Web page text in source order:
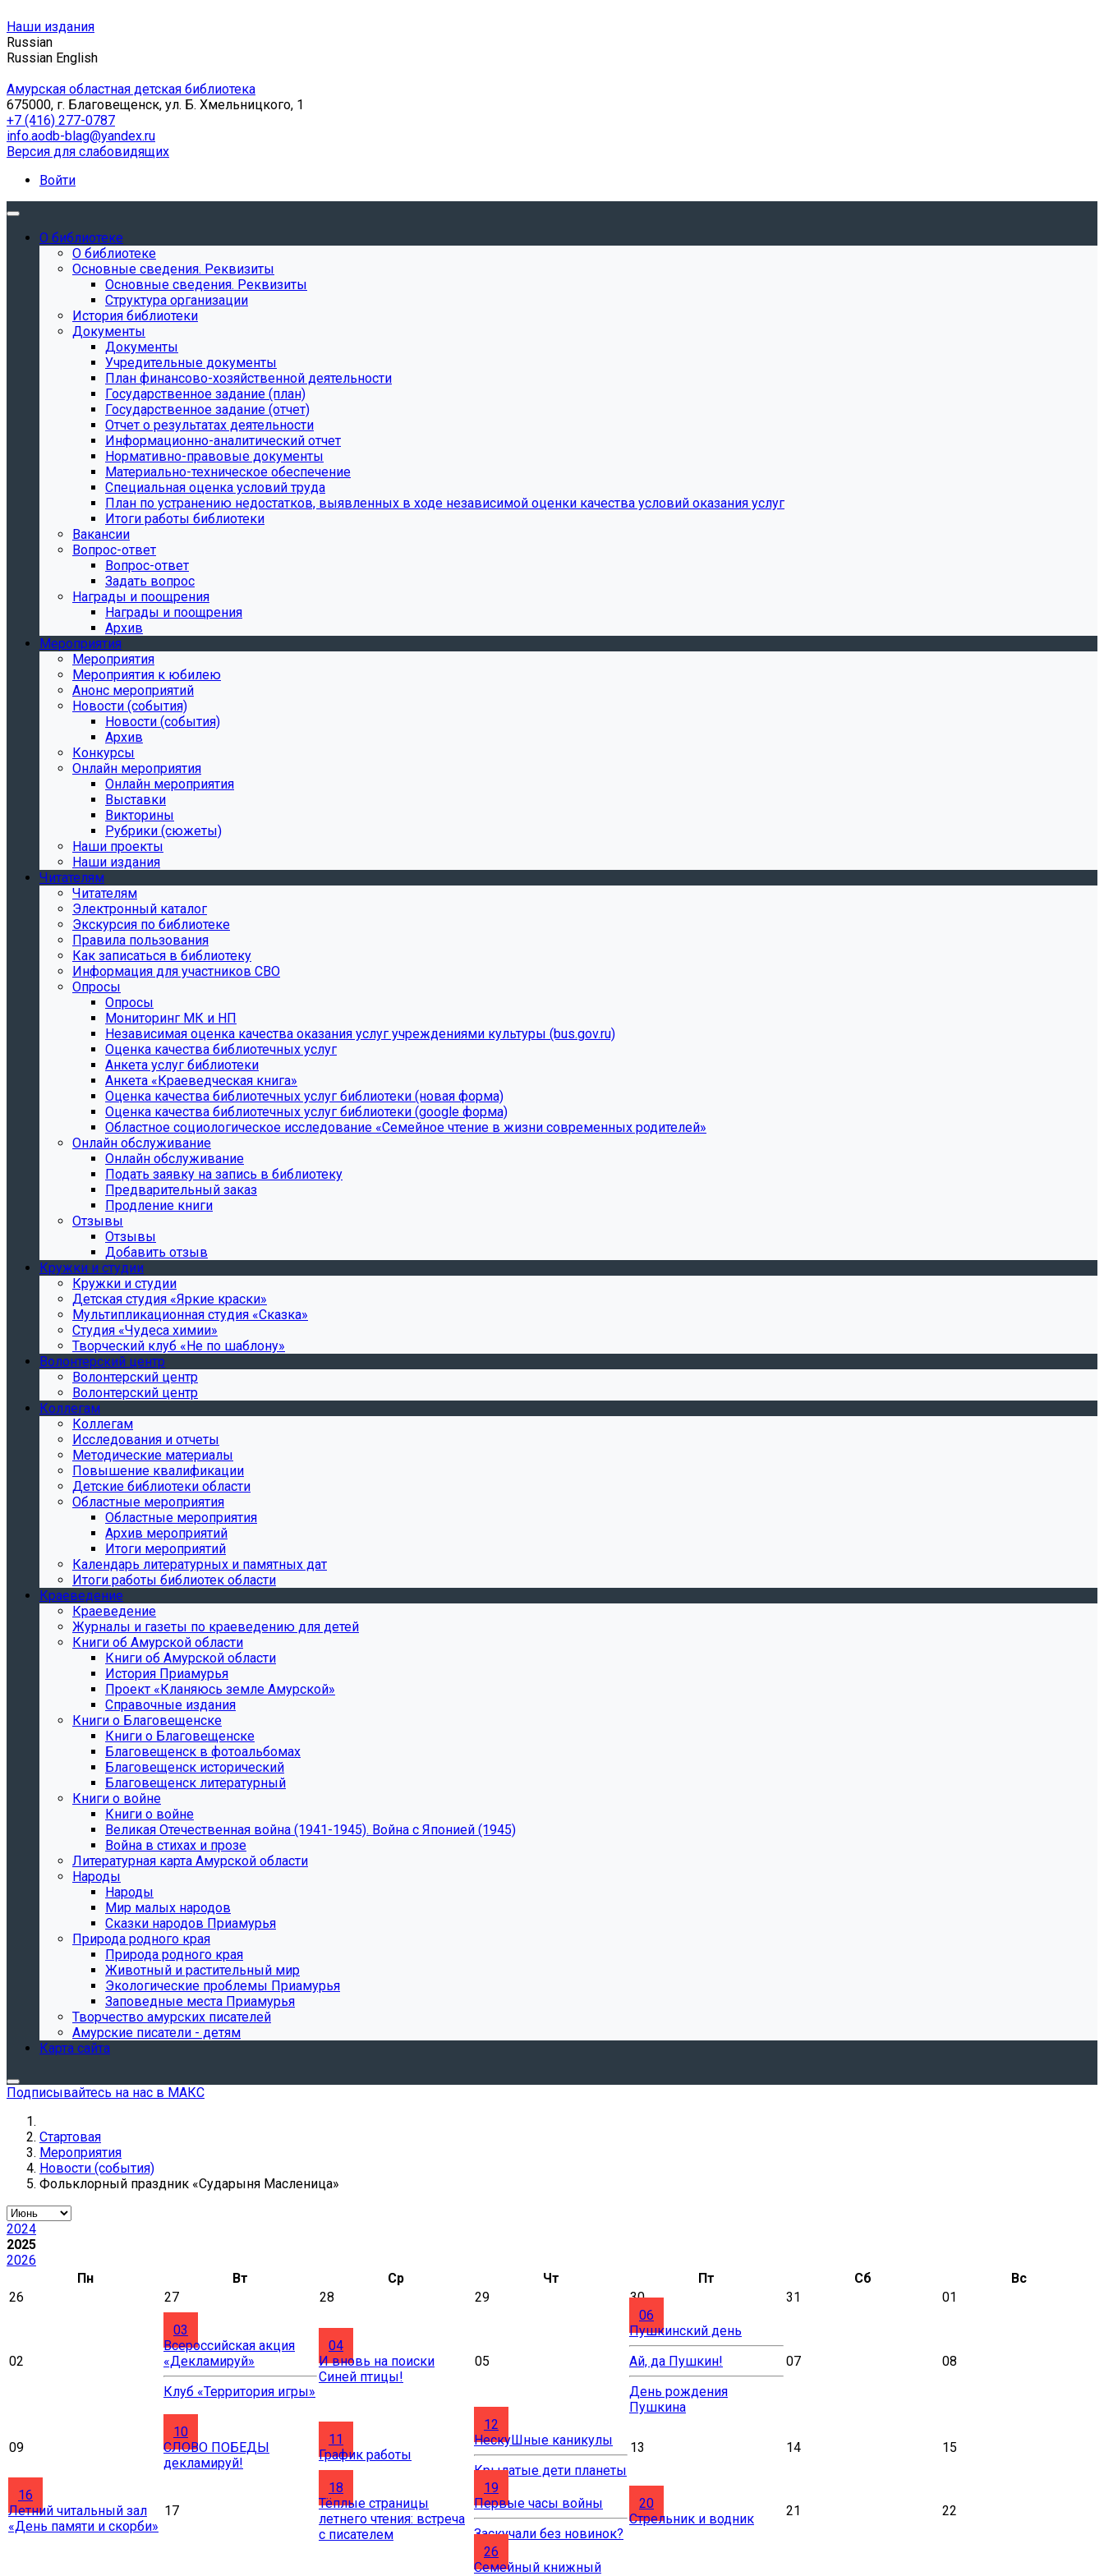
Наши издания
Russian
Russian English
Амурская областная детская библиотека
675000, г. Благовещенск, ул. Б. Хмельницкого, 1
+7 (416) 277-0787
info.aodb-blag@yandex.ru
Версия для слабовидящих
Войти
О библиотеке
О библиотеке
Основные сведения. Реквизиты
Основные сведения. Реквизиты
Структура организации
История библиотеки
Документы
Документы
Учредительные документы
План финансово-хозяйственной деятельности
Государственное задание (план)
Государственное задание (отчет)
Отчет о результатах деятельности
Информационно-аналитический отчет
Нормативно-правовые документы
Материально-техническое обеспечение
Специальная оценка условий труда
План по устранению недостатков, выявленных в ходе независимой оценки качества условий оказания услуг
Итоги работы библиотеки
Вакансии
Вопрос-ответ
Вопрос-ответ
Задать вопрос
Награды и поощрения
Награды и поощрения
Архив
Мероприятия
Мероприятия
Мероприятия к юбилею
Анонс мероприятий
Новости (события)
Новости (события)
Архив
Конкурсы
Онлайн мероприятия
Онлайн мероприятия
Выставки
Викторины
Рубрики (сюжеты)
Наши проекты
Наши издания
Читателям
Читателям
Электронный каталог
Экскурсия по библиотеке
Правила пользования
Как записаться в библиотеку
Информация для участников СВО
Опросы
Опросы
Мониторинг МК и НП
Независимая оценка качества оказания услуг учреждениями культуры (bus.gov.ru)
Оценка качества библиотечных услуг
Анкета услуг библиотеки
Анкета «Краеведческая книга»
Oценка качества библиотечных услуг библиотеки (новая форма)
Oценка качества библиотечных услуг библиотеки (google форма)
Областное социологическое исследование «Семейное чтение в жизни современных родителей»
Онлайн обслуживание
Онлайн обслуживание
Подать заявку на запись в библиотеку
Предварительный заказ
Продление книги
Отзывы
Отзывы
Добавить отзыв
Кружки и студии
Кружки и студии
Детская студия «Яркие краски»
Мультипликационная студия «Сказка»
Студия «Чудеса химии»
Творческий клуб «Не по шаблону»
Волонтерский центр
Волонтерский центр
Волонтерский центр
Коллегам
Коллегам
Исследования и отчеты
Методические материалы
Повышение квалификации
Детские библиотеки области
Областные мероприятия
Областные мероприятия
Архив мероприятий
Итоги мероприятий
Календарь литературных и памятных дат
Итоги работы библиотек области
Краеведение
Краеведение
Журналы и газеты по краеведению для детей
Книги об Амурской области
Книги об Амурской области
История Приамурья
Проект «Кланяюсь земле Амурской»
Справочные издания
Книги о Благовещенске
Книги о Благовещенске
Благовещенск в фотоальбомах
Благовещенск исторический
Благовещенск литературный
Книги о войне
Книги о войне
Великая Отечественная война (1941-1945). Война с Японией (1945)
Война в стихах и прозе
Литературная карта Амурской области
Народы
Народы
Мир малых народов
Сказки народов Приамурья
Природа родного края
Природа родного края
Животный и растительный мир
Экологические проблемы Приамурья
Заповедные места Приамурья
Творчество амурских писателей
Амурские писатели - детям
Карта сайта
Подписывайтесь на нас в МАКС
Стартовая
Мероприятия
Новости (события)
Фольклорный праздник «Сударыня Масленица»
2024
2025
2026
Пн
Вт Ср Чт Пт Сб
Вс
26
27 28 29 30 31 01
02
03
Всероссийская акция
«Декламируй»
Клуб «Территория игры»
04
И вновь на поиски
Синей птицы!
05
06
Пушкинский день
Ай, да Пушкин!
День рождения
Пушкина
07 08
09
10
СЛОВО ПОБЕДЫ
декламируй!
11
График работы
12
НескуШные каникулы
Крылатые дети планеты
13 14 15
16
Летний читальный зал
«День памяти и скорби»
17
18
Тёплые страницы
летнего чтения: встреча
с писателем
19
Первые часы войны
Заскучали без новинок?
20
Стрельник и водник
21 22
26
Cемейный книжный